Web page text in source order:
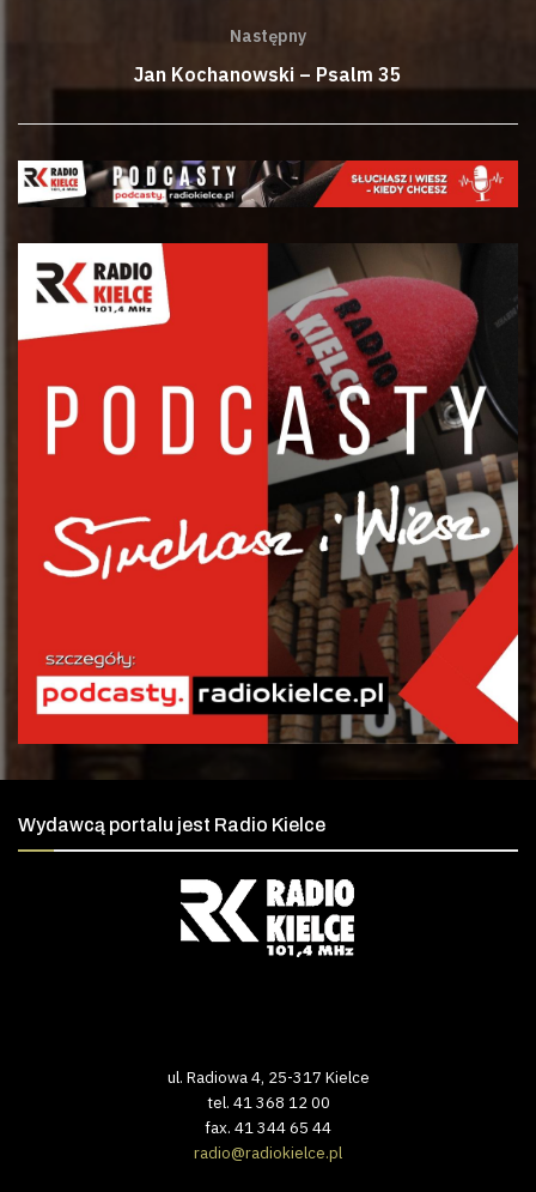
Następny
Jan Kochanowski – Psalm 35
Wydawcą portalu jest Radio Kielce
ul. Radiowa 4, 25-317 Kielce
tel. 41 368 12 00
fax. 41 344 65 44
radio@radiokielce.pl